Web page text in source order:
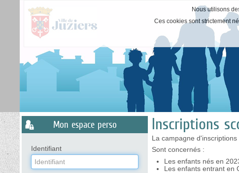
Nous utilisons
Ces cookies sont strictement
Liste
des
avertissements
Mon espace perso
Identifiant
Inscriptions
La campagne
Sont concernés :
Les enfants nés en
Les enfants entrant en